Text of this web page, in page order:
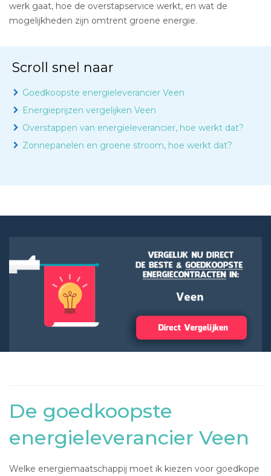
werk gaat, hoe de overstapservice werkt, en wat de
mogelijkheden zijn omtrent groene energie.
Scroll snel naar
Goedkoopste energieleverancier Veen
Energieprijzen vergelijken Veen
Overstappen van energieleverancier, hoe werkt dat?
Zonnepanelen en groene stroom, hoe werkt dat?
De goedkoopste
energieleverancier Veen
Welke energiemaatschappij moet ik kiezen voor goedkope